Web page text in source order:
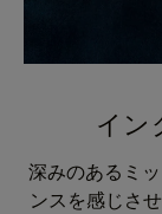
イン
深みのあるミ
ンスを感じさ